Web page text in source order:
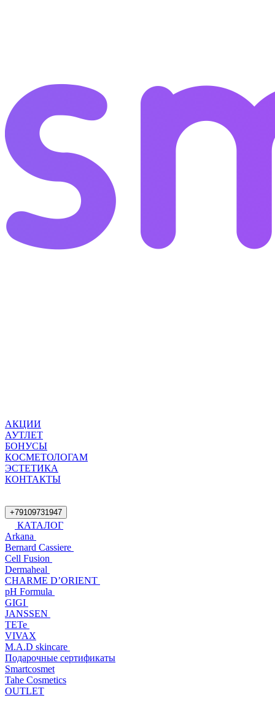
АКЦИИ
АУТЛЕТ
БОНУСЫ
КОСМЕТОЛОГАМ
ЭСТЕТИКА
КОНТАКТЫ
+79109731947
КАТАЛОГ
Arkana
Bernard Cassiere
Cell Fusion
Dermaheal
CHARME D’ORIENT
pH Formula
GIGI
JANSSEN
TETe
VIVAX
M.A.D skincare
Подарочные сертификаты
Smartcosmet
Tahe Cosmetics
OUTLET